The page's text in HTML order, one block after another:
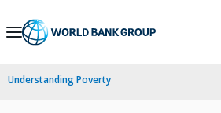
Skip
Navigation
Understanding Poverty